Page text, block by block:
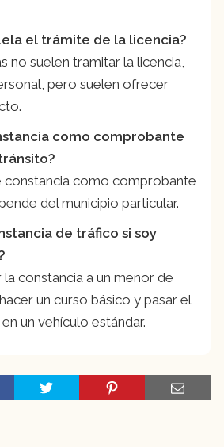
el trámite de la licencia?
no suelen tramitar la licencia,
pero suelen ofrecer
como comprobante
constancia como comprobante
del municipio particular.
de tráfico si soy
constancia a un menor de
un curso básico y pasar el
un vehículo estándar.